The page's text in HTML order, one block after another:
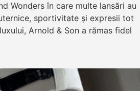
Wonders în care multe lansări au
sportivitate și expresii tot
Arnold & Son a rămas fidel